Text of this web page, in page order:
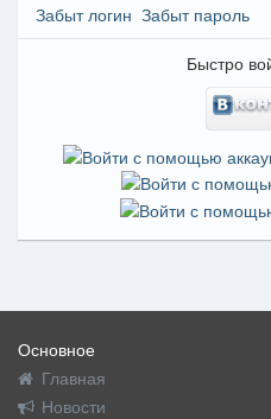
Забыт логин Забыт пароль
Быстро
Основное
Главная
Новости